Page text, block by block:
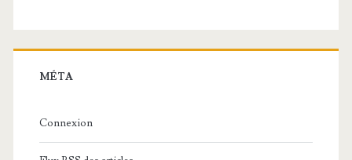
MÉTA
Connexion